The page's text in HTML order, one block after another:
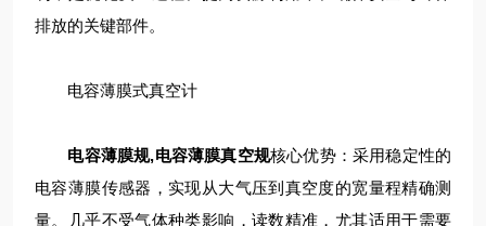
排放的关键部件。
电容薄膜式真空计
电容薄膜规,电容薄膜真空规核心优势：采用稳定性的
电容薄膜传感器，实现从大气压到真空度的宽量程精确测
量。几乎不受气体种类影响，读数精准，尤其适用于需要